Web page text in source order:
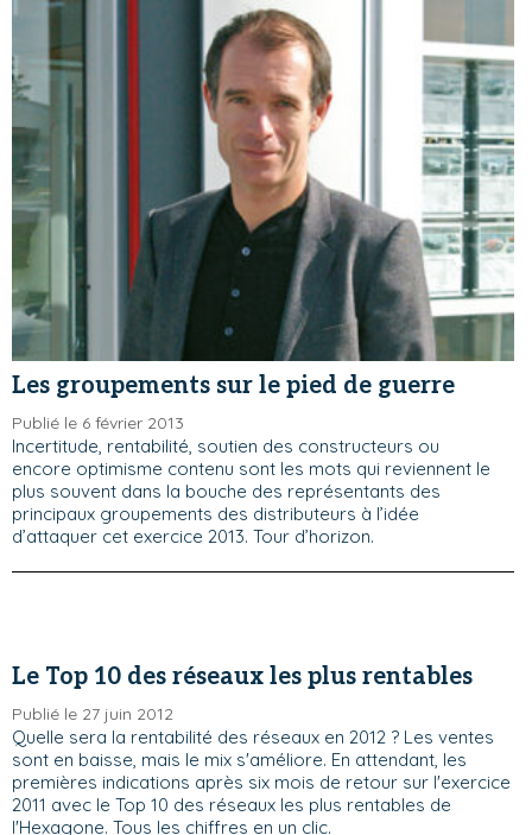
Les groupements sur le pied de guerre
Publié le 6 février 2013
Incertitude, rentabilité, soutien des constructeurs ou
encore optimisme contenu sont les mots qui reviennent le
plus souvent dans la bouche des représentants des
principaux groupements des distributeurs à l’idée
d’attaquer cet exercice 2013. Tour d’horizon.
Le Top 10 des réseaux les plus rentables
Publié le 27 juin 2012
Quelle sera la rentabilité des réseaux en 2012 ? Les ventes
sont en baisse, mais le mix s'améliore. En attendant, les
premières indications après six mois de retour sur l'exercice
2011 avec le Top 10 des réseaux les plus rentables de
l'Hexagone. Tous les chiffres en un clic.